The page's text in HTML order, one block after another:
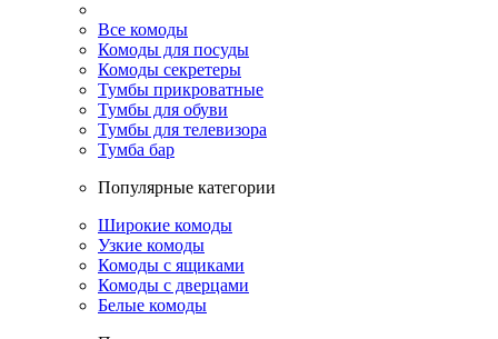
Все комоды
Комоды для посуды
Комоды секретеры
Тумбы прикроватные
Тумбы для обуви
Тумбы для телевизора
Тумба бар
Популярные категории
Широкие комоды
Узкие комоды
Комоды с ящиками
Комоды с дверцами
Белые комоды